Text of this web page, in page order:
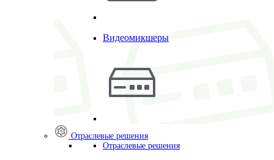
Видеомикшеры
Отраслевые решения
Отраслевые решения